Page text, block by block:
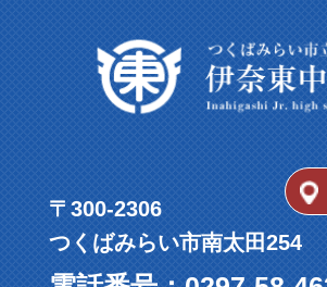
〒300-2306
つくばみらい市南太田254